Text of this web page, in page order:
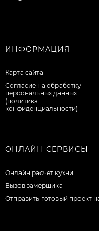
ИНФОРМАЦИЯ
Карта сайта
Согласие на обработку
персональных данных
(политика
конфиденциальности)
ОНЛАЙН СЕРВИСЫ
Онлайн расчет кухни
Вызов замерщика
Отправить готовый проект